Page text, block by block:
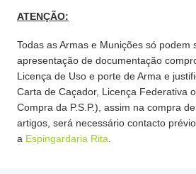
ATENÇÃO:
Todas as Armas e Munições só podem
apresentação de documentação
Licença de Uso e porte de Arma e
Carta de Caçador, Licença Federativa
Compra da P.S.P.), assim na compra
artigos, será necessário contacto
a Espingardaria Rita